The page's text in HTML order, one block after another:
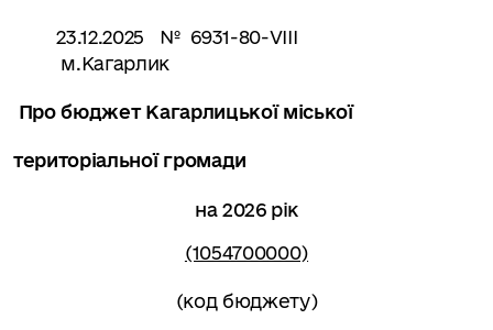
23.12.2025 № 6931-80-VІІІ
м.Кагарлик
Про бюджет Кагарлицької міської
територіальної громади
на 2026 рік
(1054700000)
(код бюджету)